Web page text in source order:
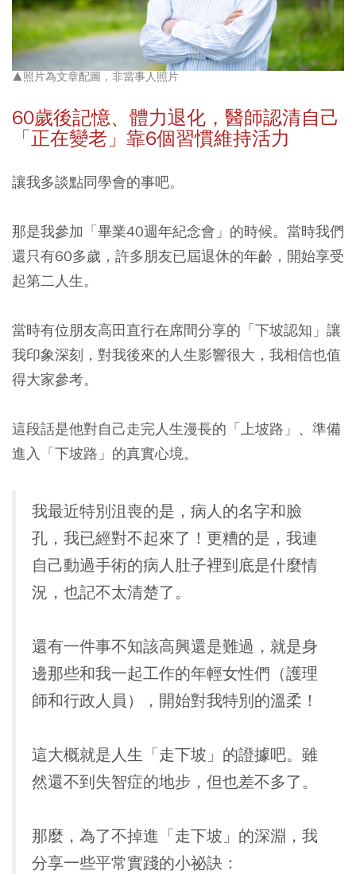
▲照片為文章配圖，非當事人照片
60歲後記憶、體力退化，醫師認清自己
「正在變老」靠6個習慣維持活力
讓我多談點同學會的事吧。
那是我參加「畢業40週年紀念會」的時候。當時我們
還只有60多歲，許多朋友已屆退休的年齡，開始享受
起第二人生。
當時有位朋友高田直行在席間分享的「下坡認知」讓
我印象深刻，對我後來的人生影響很大，我相信也值
得大家參考。
這段話是他對自己走完人生漫長的「上坡路」、準備
進入「下坡路」的真實心境。
我最近特別沮喪的是，病人的名字和臉
孔，我已經對不起來了！更糟的是，我連
自己動過手術的病人肚子裡到底是什麼情
況，也記不太清楚了。
還有一件事不知該高興還是難過，就是身
邊那些和我一起工作的年輕女性們（護理
師和行政人員），開始對我特別的溫柔！
這大概就是人生「走下坡」的證據吧。雖
然還不到失智症的地步，但也差不多了。
那麼，為了不掉進「走下坡」的深淵，我
分享一些平常實踐的小祕訣：